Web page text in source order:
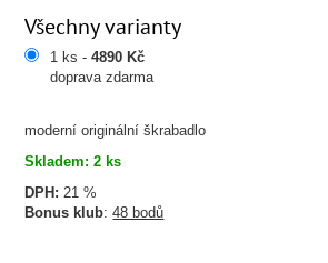
moderní originální škrabadlo
Skladem: 2 ks
DPH: 21 %
Bonus klub:48 bodů
Všechny varianty
1 ks -4890 Kč
doprava zdarma